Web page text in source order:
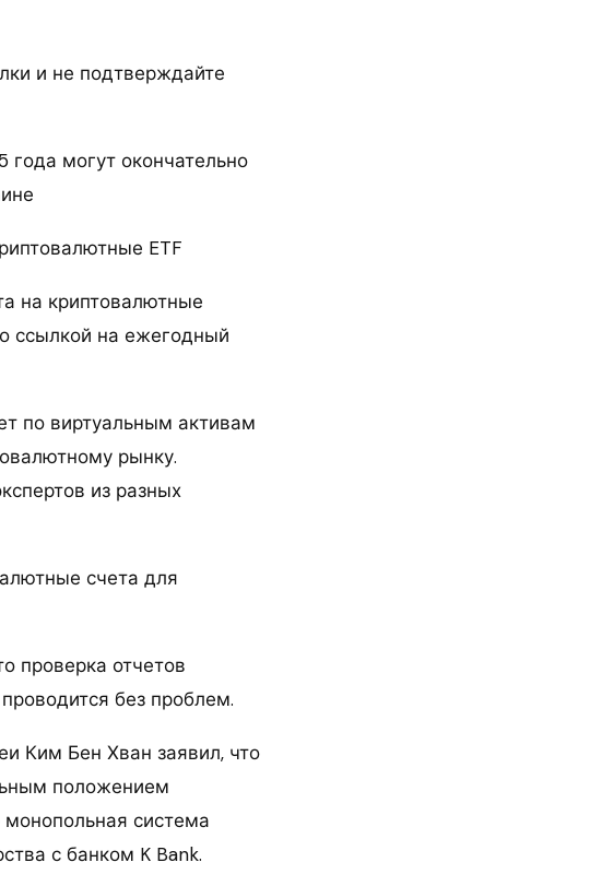
и не подтверждайте
могут окончательно
ETF
на криптовалютные
ссылкой на ежегодный
по виртуальным активам
рынку.
из разных
счета для
проверка отчетов
без проблем.
Ким Бен Хван заявил, что
положением
система
с банком K Bank.